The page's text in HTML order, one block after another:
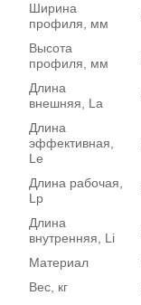
Ширина
профиля, мм
Высота
профиля, мм
Длина
внешняя, La
Длина
эффективная,
Le
Длина рабочая,
Lp
Длина
внутренняя, Li
Материал
Вес, кг